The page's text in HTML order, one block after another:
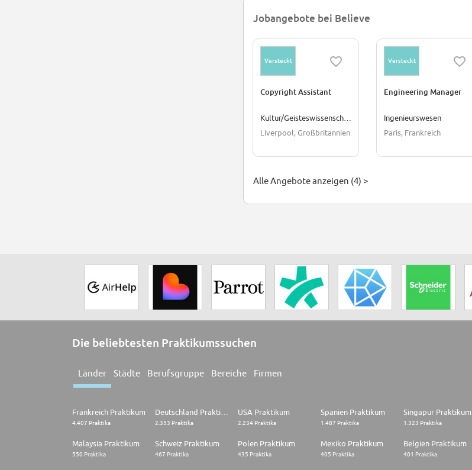
Jobangebote bei Believe
Versteckt
Copyright Assistant
Liverpool, Großbritannien
Versteckt
Engineering Manager
Ingenieurswesen
Paris, Frankreich
Alle Angebote anzeigen (4) >
Die beliebtesten Praktikumssuchen
Länder Städte Berufsgruppe Bereiche Firmen
Frankreich Praktikum
4.407 Praktika 2.353 Praktika
USA Praktikum
2.234 Praktika
Spanien Praktikum
1.487 Praktika
Singapur Praktikum
1.323 Praktika
Malaysia Praktikum
550 Praktika
Schweiz Praktikum
467 Praktika
Polen Praktikum
435 Praktika
Mexiko Praktikum
405 Praktika
Belgien Praktikum
401 Praktika